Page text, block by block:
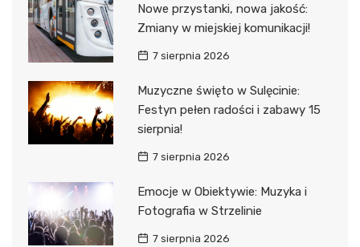
Nowe przystanki, nowa jakość:
Zmiany w miejskiej komunikacji!
7 sierpnia 2026
Muzyczne święto w Sulęcinie:
Festyn pełen radości i zabawy 15
sierpnia!
7 sierpnia 2026
Emocje w Obiektywie: Muzyka i
Fotografia w Strzelinie
7 sierpnia 2026